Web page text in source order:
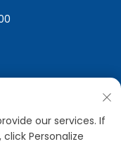
our services. If
Personalize